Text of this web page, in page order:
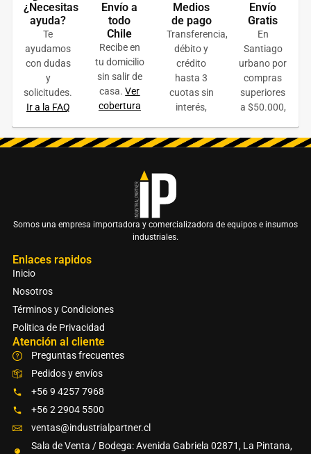
Abrillantadora Industrial 13 pulgadas 154 rpm
$410.000 + IVA
LEER MÁS
COTIZAR ONLINE
¿Necesitas
ayuda?
Te
ayudamos
con dudas
y
solicitudes.
Ir a la FAQ
Envío a
todo
Chile
Recibe en
tu domicilio
sin salir de
casa.Ver
cobertura
Medios
de pago
Transferencia,
débito y
crédito
hasta 3
cuotas sin
interés,
Envío
Gratis
En
Santiago
urbano por
compras
superiores
a $50.000,
Somos una empresa importadora y comercializadora de equipos e insumos
industriales.
Enlaces rapidos
Inicio
Nosotros
Términos y Condiciones
Politica de Privacidad
Atención al cliente
Preguntas frecuentes
Pedidos y envíos
+56 9 4257 7968
+56 2 2904 5500
ventas@industrialpartner.cl
Sala de Venta / Bodega: Avenida Gabriela 02871, La Pintana,